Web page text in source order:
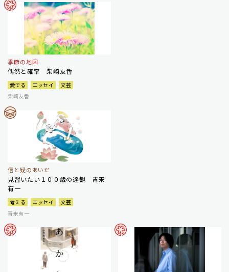
季節の地図
偶然と確率 柴崎友香
愛でる エッセイ
文芸
柴崎友香
信と疑のあいだ
見習いたい１００歳の達観 青来
有一
考える エッセイ
文芸
青来有一